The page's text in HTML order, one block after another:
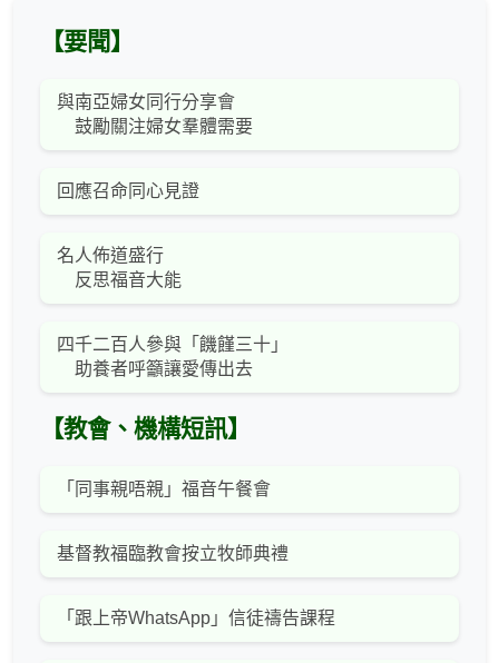
【要聞】
與南亞婦女同行分享會
鼓勵關注婦女羣體需要
回應召命同心見證
名人佈道盛行
反思福音大能
四千二百人參與「饑饉三十」
助養者呼籲讓愛傳出去
【教會、機構短訊】
「同事親唔親」福音午餐會
基督教福臨教會按立牧師典禮
「跟上帝WhatsApp」信徒禱告課程